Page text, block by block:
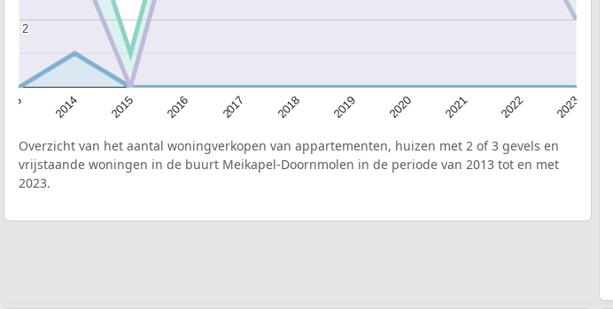
2014 2015 2016 2017 2018 2019 2020 2021 2022 2023
2
2
Overzicht van het aantal woningverkopen van appartementen, huizen met 2 of 3 gevels en
vrijstaande woningen in de buurt Meikapel-Doornmolen in de periode van 2013 tot en met
2023.